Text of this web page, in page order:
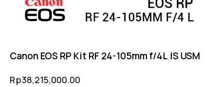
Canon EOS RP Kit RF 24-105mm f/4L IS USM
Rp38,215,000.00